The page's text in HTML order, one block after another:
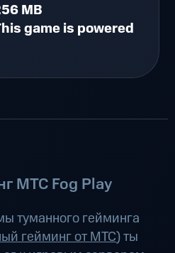
MB
game is powered
МТС Fog Play
туманного гейминга
гейминг от МТС) ты